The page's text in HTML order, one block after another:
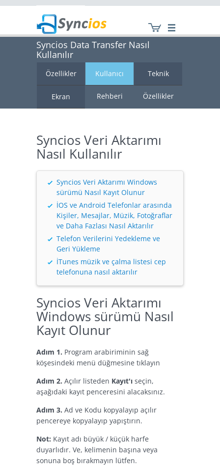
Syncios
Syncios Data Transfer Nasıl
Kullanılır
Özellikler Kullanıcı
Rehberi
Teknik
Özellikler
Ekran
Syncios Veri Aktarımı
Nasıl Kullanılır
Syncios Veri Aktarımı Windows
sürümü Nasıl Kayıt Olunur
İOS ve Android Telefonlar arasında
Kişiler, Mesajlar, Müzik, Fotoğraflar
ve Daha Fazlası Nasıl Aktarılır
Telefon Verilerini Yedekleme ve
Geri Yükleme
İTunes müzik ve çalma listesi cep
telefonuna nasıl aktarılır
Syncios Veri Aktarımı
Windows sürümü Nasıl
Kayıt Olunur
Adım 1. Program arabiriminin sağ
köşesindeki menü düğmesine tıklayın
Adım 2. Açılır listeden Kayıt'ı seçin,
aşağıdaki kayıt penceresini alacaksınız.
Adım 3. Ad ve Kodu kopyalayıp açılır
pencereye kopyalayıp yapıştırın.
Not: Kayıt adı büyük / küçük harfe
duyarlıdır. Ve, kelimenin başına veya
sonuna boş bırakmayın lütfen.